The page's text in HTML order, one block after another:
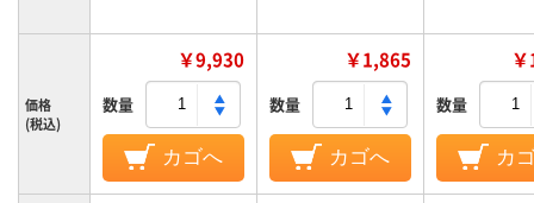
価格
(税込)
￥9,930
数量
カゴへ
￥1,865
数量
カゴへ
数量
カ